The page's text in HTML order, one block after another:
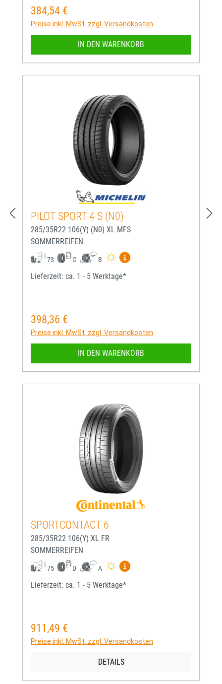
Regulärer Preis:
384,54 €
Preise inkl. MwSt. zzgl. Versandkosten
IN DEN WARENKORB
PILOT SPORT 4 S (N0)
285/35R22 106(Y) (N0) XL MFS
SOMMERREIFEN
73 C B
Mehr Informationen zum
Lieferzeit: ca. 1 - 5 Werktage*
Regulärer Preis:
398,36 €
Preise inkl. MwSt. zzgl. Versandkosten
IN DEN WARENKORB
SPORTCONTACT 6
285/35R22 106(Y) XL FR
SOMMERREIFEN
75 D A
Mehr Informationen zum
Lieferzeit: ca. 1 - 5 Werktage*
Regulärer Preis:
911,49 €
Preise inkl. MwSt. zzgl. Versandkosten
DETAILS